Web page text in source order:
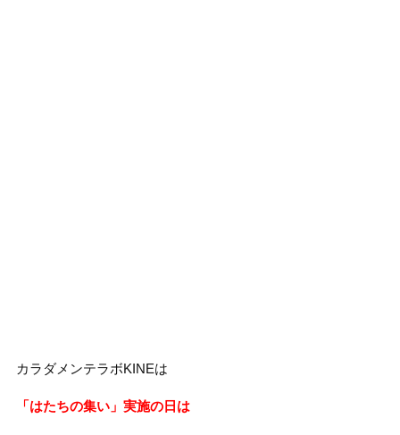
カラダメンテラボKINEは
「はたちの集い」実施の日は